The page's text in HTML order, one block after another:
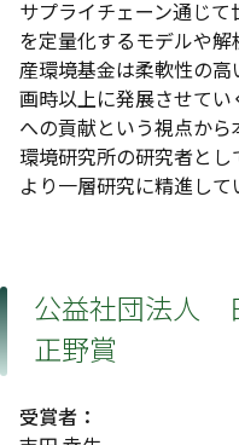
サプライチェーン通じ
を定量化するモデルや
産環境基金は柔軟性の
画時以上に発展させて
への貢献という視点か
環境研究所の研究者と
より一層研究に精進して
公益社団法人
正野賞
受賞者：